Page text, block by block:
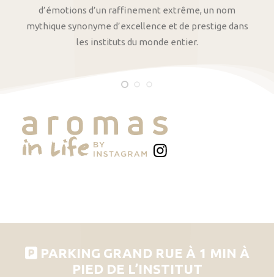
d’émotions d’un raffinement extrême, un nom
mythique synonyme d’excellence et de prestige dans
les instituts du monde entier.
PARKING GRAND RUE À 1 MIN À
PIED DE L’INSTITUT